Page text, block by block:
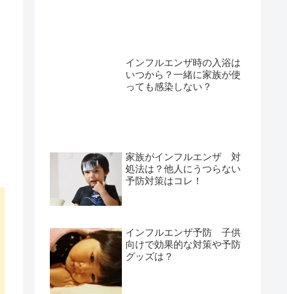
インフルエンザ時の入浴は
いつから？一緒に家族が使
っても感染しない？
家族がインフルエンザ 対
処法は？他人にうつらない
予防対策はコレ！
インフルエンザ予防 子供
向けで効果的な対策や予防
グッズは？